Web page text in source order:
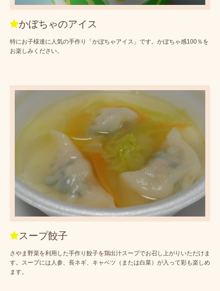
かぼちゃのアイス
特にお子様達に人気の手作り「かぼちゃアイス」です。かぼちゃ感100％を
お楽しみください。
スープ餃子
さやま野菜を利用した手作り餃子を鶏出汁スープでお召し上がりいただけま
す。スープには人参、長ネギ、キャベツ（または白菜）が入って彩も楽しめ
ます。